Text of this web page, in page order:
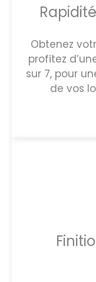
Obtenez
profitez
sur 7, pour
de vos